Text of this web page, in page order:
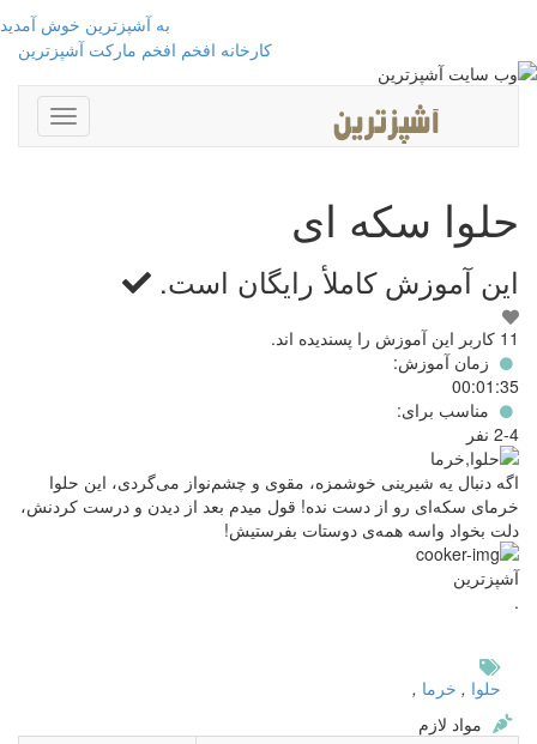
به آشپزترین خوش آمدید
کارخانه افخم افخم مارکت آشپزترین
Toggle
حلوا سکه ای
این آموزش کاملأ رایگان است.
این
آموزش
رادوست
دارم!
11 کاربر این آموزش را پسندیده اند.
زمان آموزش:
00:01:35
مناسب برای:
2-4 نفر
اگه دنبال یه شیرینی خوشمزه، مقوی و چشم‌نواز می‌گردی، این حلوا
خرمای سکه‌ای رو از دست نده! قول میدم بعد از دیدن و درست کردنش،
دلت بخواد واسه همه‌ی دوستات بفرستیش!
آشپزترین
.
حلوا , خرما ,
مواد لازم